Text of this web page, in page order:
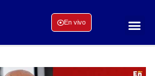
En vivo